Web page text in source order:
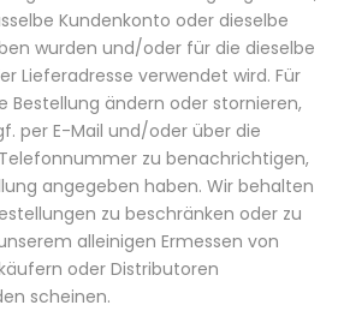
Kundenkonto oder dieselbe
wurden und/oder für die dieselbe
Lieferadresse verwendet wird. Für
Bestellung ändern oder stornieren,
per E-Mail und/oder über die
zu benachrichtigen,
angegeben haben. Wir behalten
zu beschränken oder zu
alleinigen Ermessen von
oder Distributoren
scheinen.